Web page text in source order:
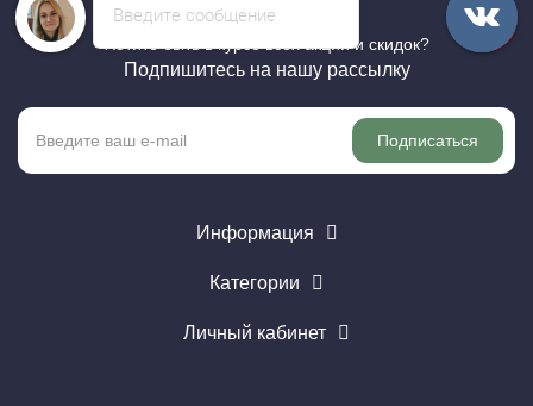
Хотите быть в курсе всех акций и скидок?
Подпишитесь на нашу рассылку
Подписаться
Информация
Категории
Личный кабинет
Введите сообщение